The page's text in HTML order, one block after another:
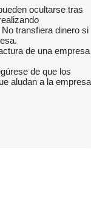
ocultarse tras
transfiera dinero si
de una empresa
de que los
aludan a la empresa